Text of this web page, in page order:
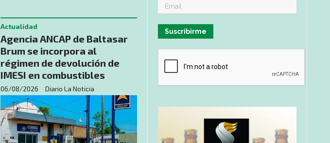
Agencia ANCAP de Baltasar
Brum se incorpora al
régimen de devolución de
IMESI en combustibles
Diario La Noticia
Actualidad
06/08/2026
Suscribirme